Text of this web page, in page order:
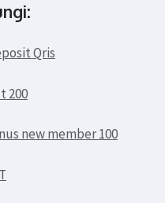
Qris
200
new member 100